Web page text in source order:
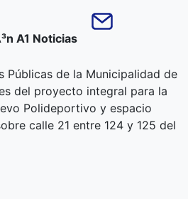
A1 Noticias
Públicas de la Municipalidad de
del proyecto integral para la
Polideportivo y espacio
calle 21 entre 124 y 125 del